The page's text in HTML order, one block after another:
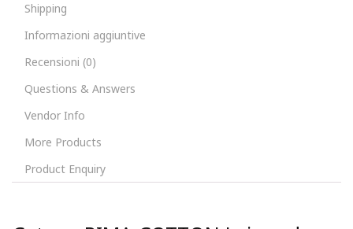
Shipping
Informazioni aggiuntive
Recensioni (0)
Questions & Answers
Vendor Info
More Products
Product Enquiry